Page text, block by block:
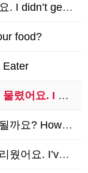
enough sleep…
food?
Eater
mosquito bites…
I contact you?
missing your…